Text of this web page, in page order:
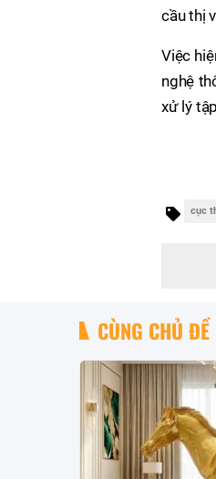
cầu thị
Việc
nghệ
xử lý
cục
CÙNG CHỦ ĐỀ